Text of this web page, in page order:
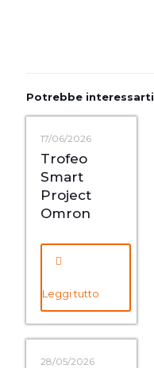
Potrebbe interessarti
17/06/2026
Trofeo
Smart
Project
Omron
Leggi tutto
28/05/2026